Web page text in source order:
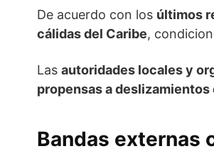
De acuerdo con los últimos
cálidas del Caribe,
Las autoridades locales y
propensas a deslizamientos
Bandas externas